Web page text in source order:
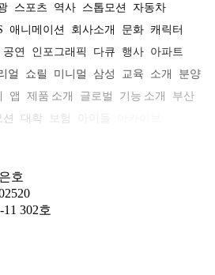
스포츠 역사 스톱모션
자동차
애니메이션 회사소개 문화 캐릭터
공연 인포그래픽 다큐 행사 아파트
얼 쇼릴 미니멀 삼성 교육 소개
분양
앱 제품 소개 글로벌 기능 소개
부산
션 대학 보험
호
302호